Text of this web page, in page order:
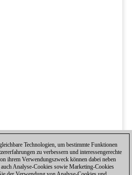
Technologien, um bestimmte Funktionen
zu verbessern und interessengerechte
ihrem Verwendungszweck können dabei neben
Analyse-Cookies sowie Marketing-Cookies